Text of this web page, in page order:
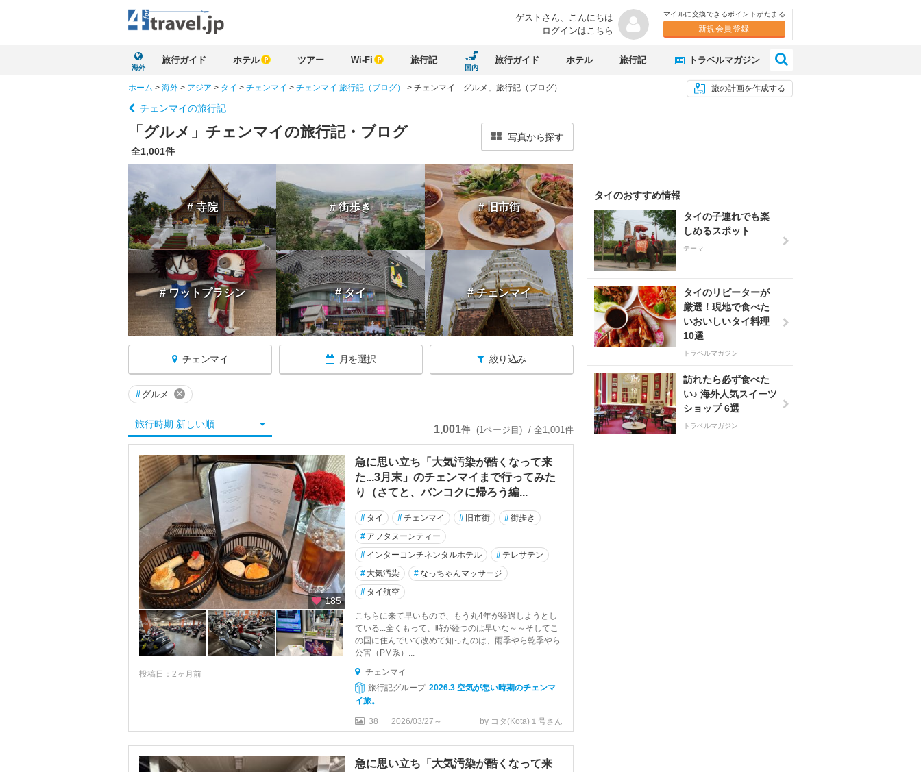
ゲストさん、 こんにちは
ログインはこちら
マイルに交換できるポイントがたまる
新規会員登録
海外
旅行ガイド ホテル ツアー Wi-Fi 旅行記
国内
旅行ガイド ホテル 旅行記 トラベルマガジン
旅の計画を作成する
ホーム > 海外 > アジア > タイ > チェンマイ > チェンマイ 旅行記（ブログ） > チェンマイ「グルメ」旅行記（ブログ）
チェンマイの旅行記
「グルメ」チェンマイの旅行記・ブログ
全1,001件
写真から探す
# 寺院 # 街歩き # 旧市街
# ワットプラシン # タイ # チェンマイ
チェンマイ 月を選択 絞り込み
★アユタヤ
★カンチャナブリ
★クラビ
★サムイ島
★スコータイ
★チェンマイ
★ナコーンラーチャシーマー
★バンコク
ウドーン・ターニー
# グルメ ×
旅行時期 新しい順 1,001件 (1ページ目) / 全1,001件
185
投稿日：2ヶ月前
急に思い立ち「大気汚染が酷くなって来
た...3月末」のチェンマイまで行ってみた
り（さてと、バンコクに帰ろう編...
# タイ #チェンマイ # 旧市街 #街歩き
# アフタヌーンティー
# インターコンチネンタルホテル # テレサテン
# 大気汚染 #なっちゃんマッサージ
# タイ航空
こちらに来て早いもので、もう丸4年が経過しようとし
ている...全くもって、時が経つのは早いな～～そしてこ
の国に住んでいて改めて知ったのは、雨季やら乾季やら
公害（PM系）...
チェンマイ
旅行記グループ 2026.3 空気が悪い時期のチェンマ
イ旅。
38 2026/03/27～ by コタ(Kota)１号さん
急に思い立ち「大気汚染が酷くなって来
タイのおすすめ情報
タイの子連れでも楽
しめるスポット
テーマ
タイのリピーターが
厳選！現地で食べた
いおいしいタイ料理
10選
トラベルマガジン
訪れたら必ず食べた
い♪ 海外人気スイーツ
ショップ 6選
トラベルマガジン